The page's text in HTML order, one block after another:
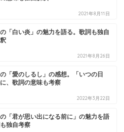
2021年8月11日
「白い炎」の魅力を語る。歌詞も独自
2021年8月26日
「愛のしるし」の感想。「いつの日
、歌詞の意味も考察
2022年3月22日
「君が思い出になる前に」の魅力を語
独自考察